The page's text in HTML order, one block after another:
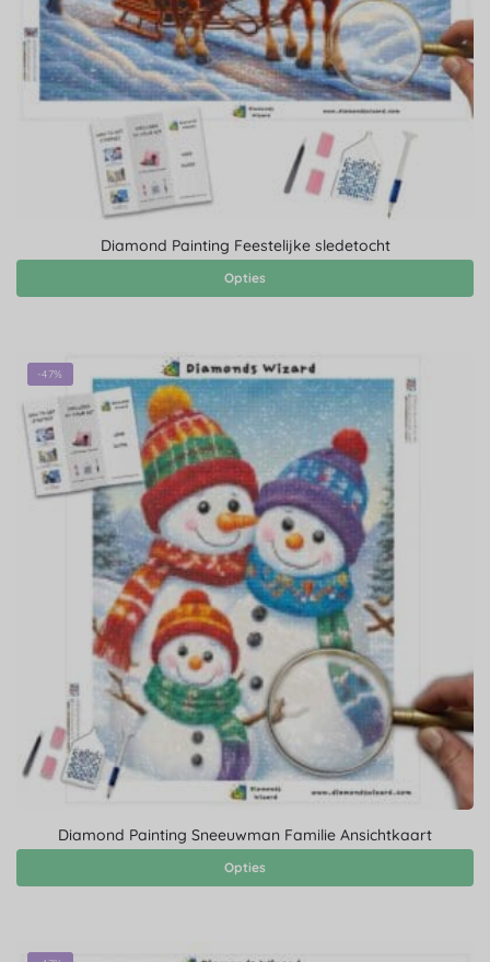
Diamond Painting Feestelijke sledetocht
Opties
-47%
Diamond Painting Sneeuwman Familie Ansichtkaart
Opties